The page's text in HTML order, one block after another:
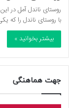
روستای ناندل آمل در
با روستای ناندل را که
بیشتر بخوانید »
جهت هماهنگی